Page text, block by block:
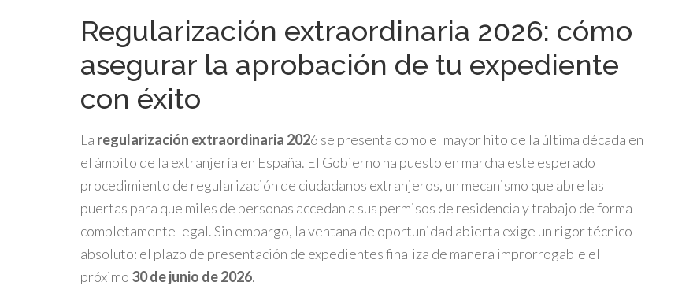
Regularización extraordinaria 2026: cómo
asegurar la aprobación de tu expediente
con éxito
La regularización extraordinaria 2026 se presenta como el mayor hito de la última década en
el ámbito de la extranjería en España. El Gobierno ha puesto en marcha este esperado
procedimiento de regularización de ciudadanos extranjeros, un mecanismo que abre las
puertas para que miles de personas accedan a sus permisos de residencia y trabajo de forma
completamente legal. Sin embargo, la ventana de oportunidad abierta exige un rigor técnico
absoluto: el plazo de presentación de expedientes finaliza de manera improrrogable el
próximo 30 de junio de 2026.